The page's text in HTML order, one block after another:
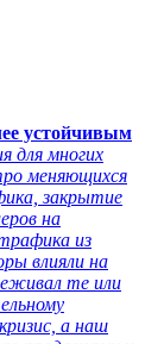
устойчивым
для многих
меняющихся
закрытие
на
из
влияли на
те или
а наш